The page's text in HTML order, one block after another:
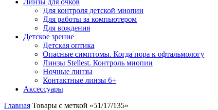
Для контроля детской миопии
Для работы за компьютером
Для вождения
Детское зрение
Детская оптика
Опасные симптомы. Когда пора к офтальмологу
Линзы Stellest. Контроль миопии
Ночные линзы
Контактные линзы 6+
Аксессуары
Главная Товары с меткой «51/17/135»